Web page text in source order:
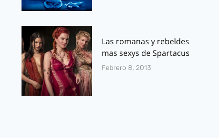
Las romanas y rebeldes
mas sexys de Spartacus
Febrero 8, 2013